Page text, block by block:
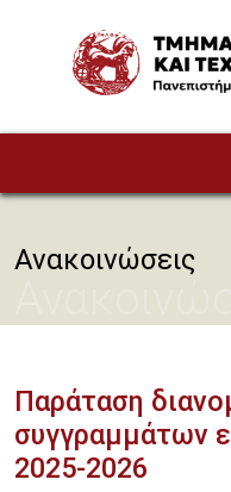
Image
Ανακοινώσεις
Παράταση
συγγραμμάτων
2025-2026